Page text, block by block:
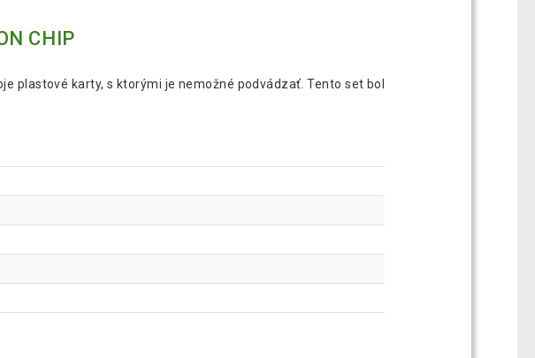
CHIP
plastové karty, s ktorými je nemožné podvádzať. Tento set bol